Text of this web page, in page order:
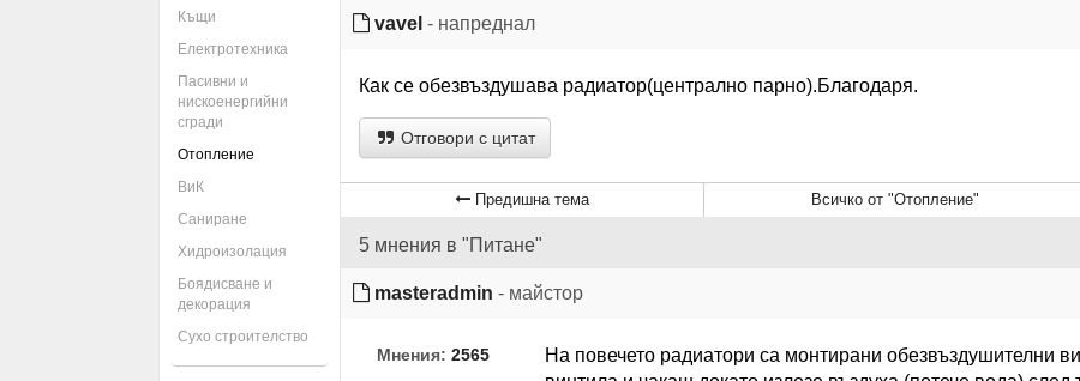
Къщи
Електротехника
Пасивни и
нискоенергийни
сгради
Отопление
ВиК
Саниране
Хидроизолация
Боядисване и
декорация
Сухо строителство
vavel - напреднал
Как се обезвъздушава радиатор(централно парно).Благодаря.
Отговори с цитат
Предишна тема Всичко от "Отопление"
5 мнения в "Питане"
masteradmin - майстор
Мнения: 2565
На повечето радиатори са монтирани обезвъздушителни